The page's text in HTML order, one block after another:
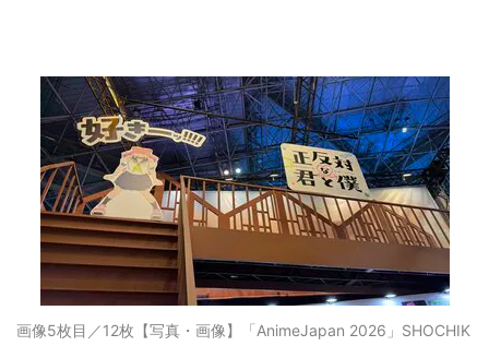
画像5枚目／12枚 【写真・画像】「AnimeJapan 2026」SHOCHIK